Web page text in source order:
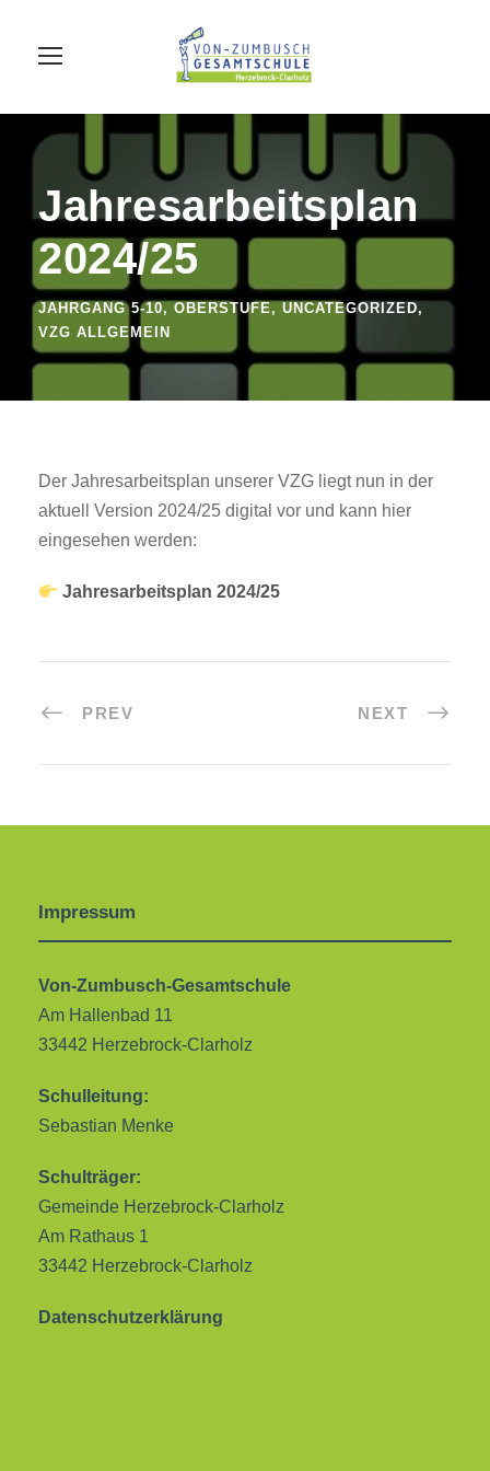
Jahresarbeitsplan
2024/25
JAHRGANG 5-10, OBERSTUFE, UNCATEGORIZED,
VZG ALLGEMEIN
Der Jahresarbeitsplan unserer VZG liegt nun in der
aktuell Version 2024/25 digital vor und kann hier
eingesehen werden:
Jahresarbeitsplan 2024/25
PREV NEXT
Impressum
Von-Zumbusch-Gesamtschule
Am Hallenbad 11
33442 Herzebrock-Clarholz
Schulleitung:
Sebastian Menke
Schulträger:
Gemeinde Herzebrock-Clarholz
Am Rathaus 1
33442 Herzebrock-Clarholz
Datenschutzerklärung